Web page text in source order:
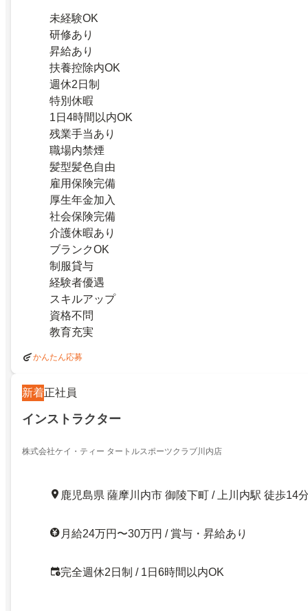
未経験OK
研修あり
昇給あり
扶養控除内OK
週休2日制
特別休暇
1日4時間以内OK
残業手当あり
職場内禁煙
髪型髪色自由
雇用保険完備
厚生年金加入
社会保険完備
介護休暇あり
ブランクOK
制服貸与
経験者優遇
スキルアップ
資格不問
教育充実
かんたん応募
新着正社員
インストラクター
株式会社ケイ・ティー タートルスポーツクラブ川内店
鹿児島県 薩摩川内市 御陵下町 / 上川内駅 徒歩14
月給24万円〜30万円 / 賞与・昇給あり
完全週休2日制 / 1日6時間以内OK